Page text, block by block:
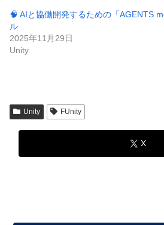
🧠 AIと協働開発するための「
ル
2025年11月29日
Unity
Unity FUnity
X